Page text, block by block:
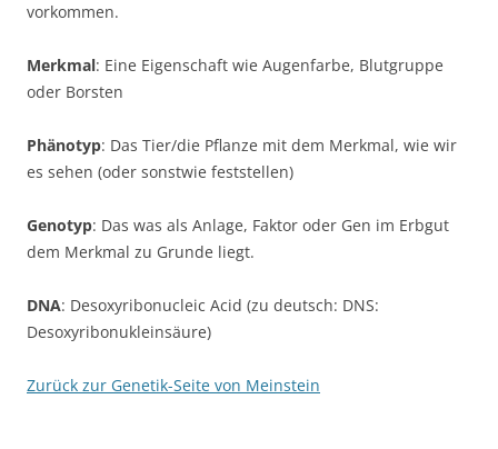
vorkommen.
Merkmal: Eine Eigenschaft wie Augenfarbe, Blutgruppe
oder Borsten
Phänotyp: Das Tier/die Pflanze mit dem Merkmal, wie wir
es sehen (oder sonstwie feststellen)
Genotyp: Das was als Anlage, Faktor oder Gen im Erbgut
dem Merkmal zu Grunde liegt.
DNA: Desoxyribonucleic Acid (zu deutsch: DNS:
Desoxyribonukleinsäure)
Zurück zur Genetik-Seite von Meinstein